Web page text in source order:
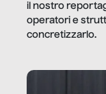
il nostro
operatori e
concretizzarlo.